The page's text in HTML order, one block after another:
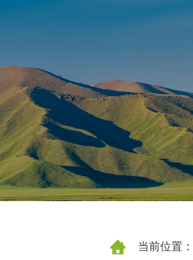
当前位置：